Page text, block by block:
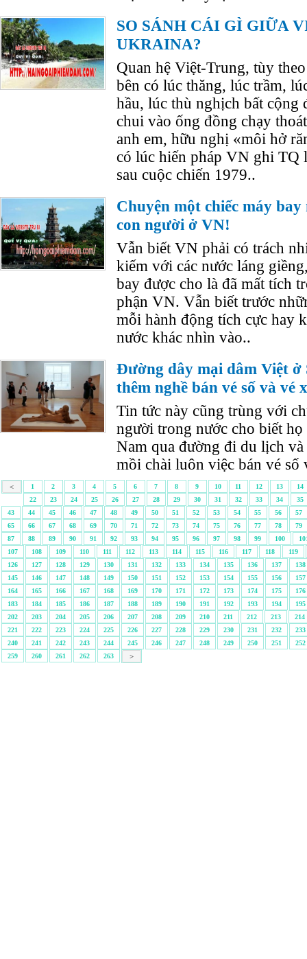
SO SÁNH CÁI GÌ GIỮA
UKRAINA?
Quan hệ Việt-Trung, tùy
bên có lúc thăng, lúc trầm,
hầu, lúc thù nghịch bất cộng
chui vào ống đồng chạy
anh em, hữu nghị «môi hở
có lúc hiến pháp VN ghi TQ
sau cuộc chiến 1979..
Chuyện một chiếc máy
con người ở VN!
Vẫn biết VN phải có trách
kiếm với các nước láng
bay được cho là đã mất tích
phận VN. Vẫn biết trước
mỗi hành động tích cực hay
nước khác nhìn vào..
Đường dây mại dâm Việt ở
thêm nghề bán vé số và vé
Tin tức này cũng trùng với
người trong nước cho biết
Nam qua đường đi du lịch
mồi chài luôn việc bán vé số
< 1 2 3 4 5 6 7 8 9 10 11 12 13
14
22
23 24 25 26 27 28 29 30 31 32 33 34
35
43
44 45 46 47 48 49 50 51 52 53 54 55 56
57
65
66 67 68 69 70 71 72 73 74 75 76 77 78
79
87
88 89 90 91 92 93 94 95 96 97 98 99 100
107
108 109 110 111 112 113 114 115 116 117 118
119
126
127 128 129 130 131 132 133 134 135 136 137
138
145
146 147 148 149 150 151 152 153 154 155 156
157
164
165 166 167 168 169 170 171 172 173 174 175
176
183
184 185 186 187 188 189 190 191 192 193 194
195
202
203 204 205 206 207 208 209 210 211 212 213
214
221
222 223 224 225 226 227 228 229 230 231 232
233
240
241 242 243 244 245 246 247 248 249 250 251
252
259
260 261 262 263 >